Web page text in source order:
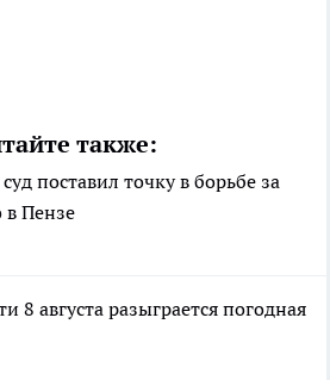
также:
поставил точку в борьбе за
в Пензе
8 августа разыграется погодная